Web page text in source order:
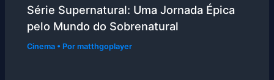
Série Supernatural: Uma Jornada Épica
pelo Mundo do Sobrenatural
Cinema • Pormatthgoplayer